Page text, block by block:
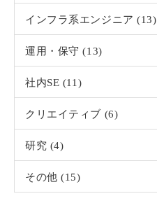
インフラ系エンジニア (13)
運用・保守 (13)
社内SE (11)
クリエイティブ (6)
研究 (4)
その他 (15)